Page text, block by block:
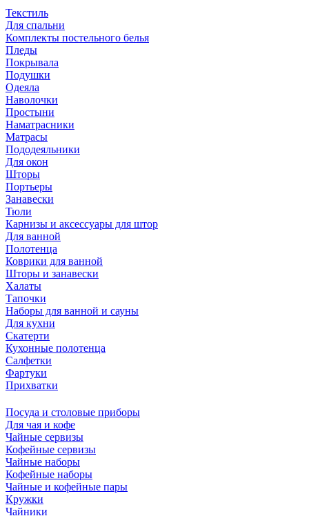
Текстиль
Для спальни
Комплекты постельного белья
Пледы
Покрывала
Подушки
Одеяла
Наволочки
Простыни
Наматрасники
Матрасы
Пододеяльники
Для окон
Шторы
Портьеры
Занавески
Тюли
Карнизы и аксессуары для штор
Для ванной
Полотенца
Коврики для ванной
Шторы и занавески
Халаты
Тапочки
Наборы для ванной и сауны
Для кухни
Скатерти
Кухонные полотенца
Салфетки
Фартуки
Прихватки
Посуда и столовые приборы
Для чая и кофе
Чайные сервизы
Кофейные сервизы
Чайные наборы
Кофейные наборы
Чайные и кофейные пары
Кружки
Чайники